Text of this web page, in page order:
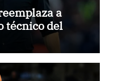
a
técnico del